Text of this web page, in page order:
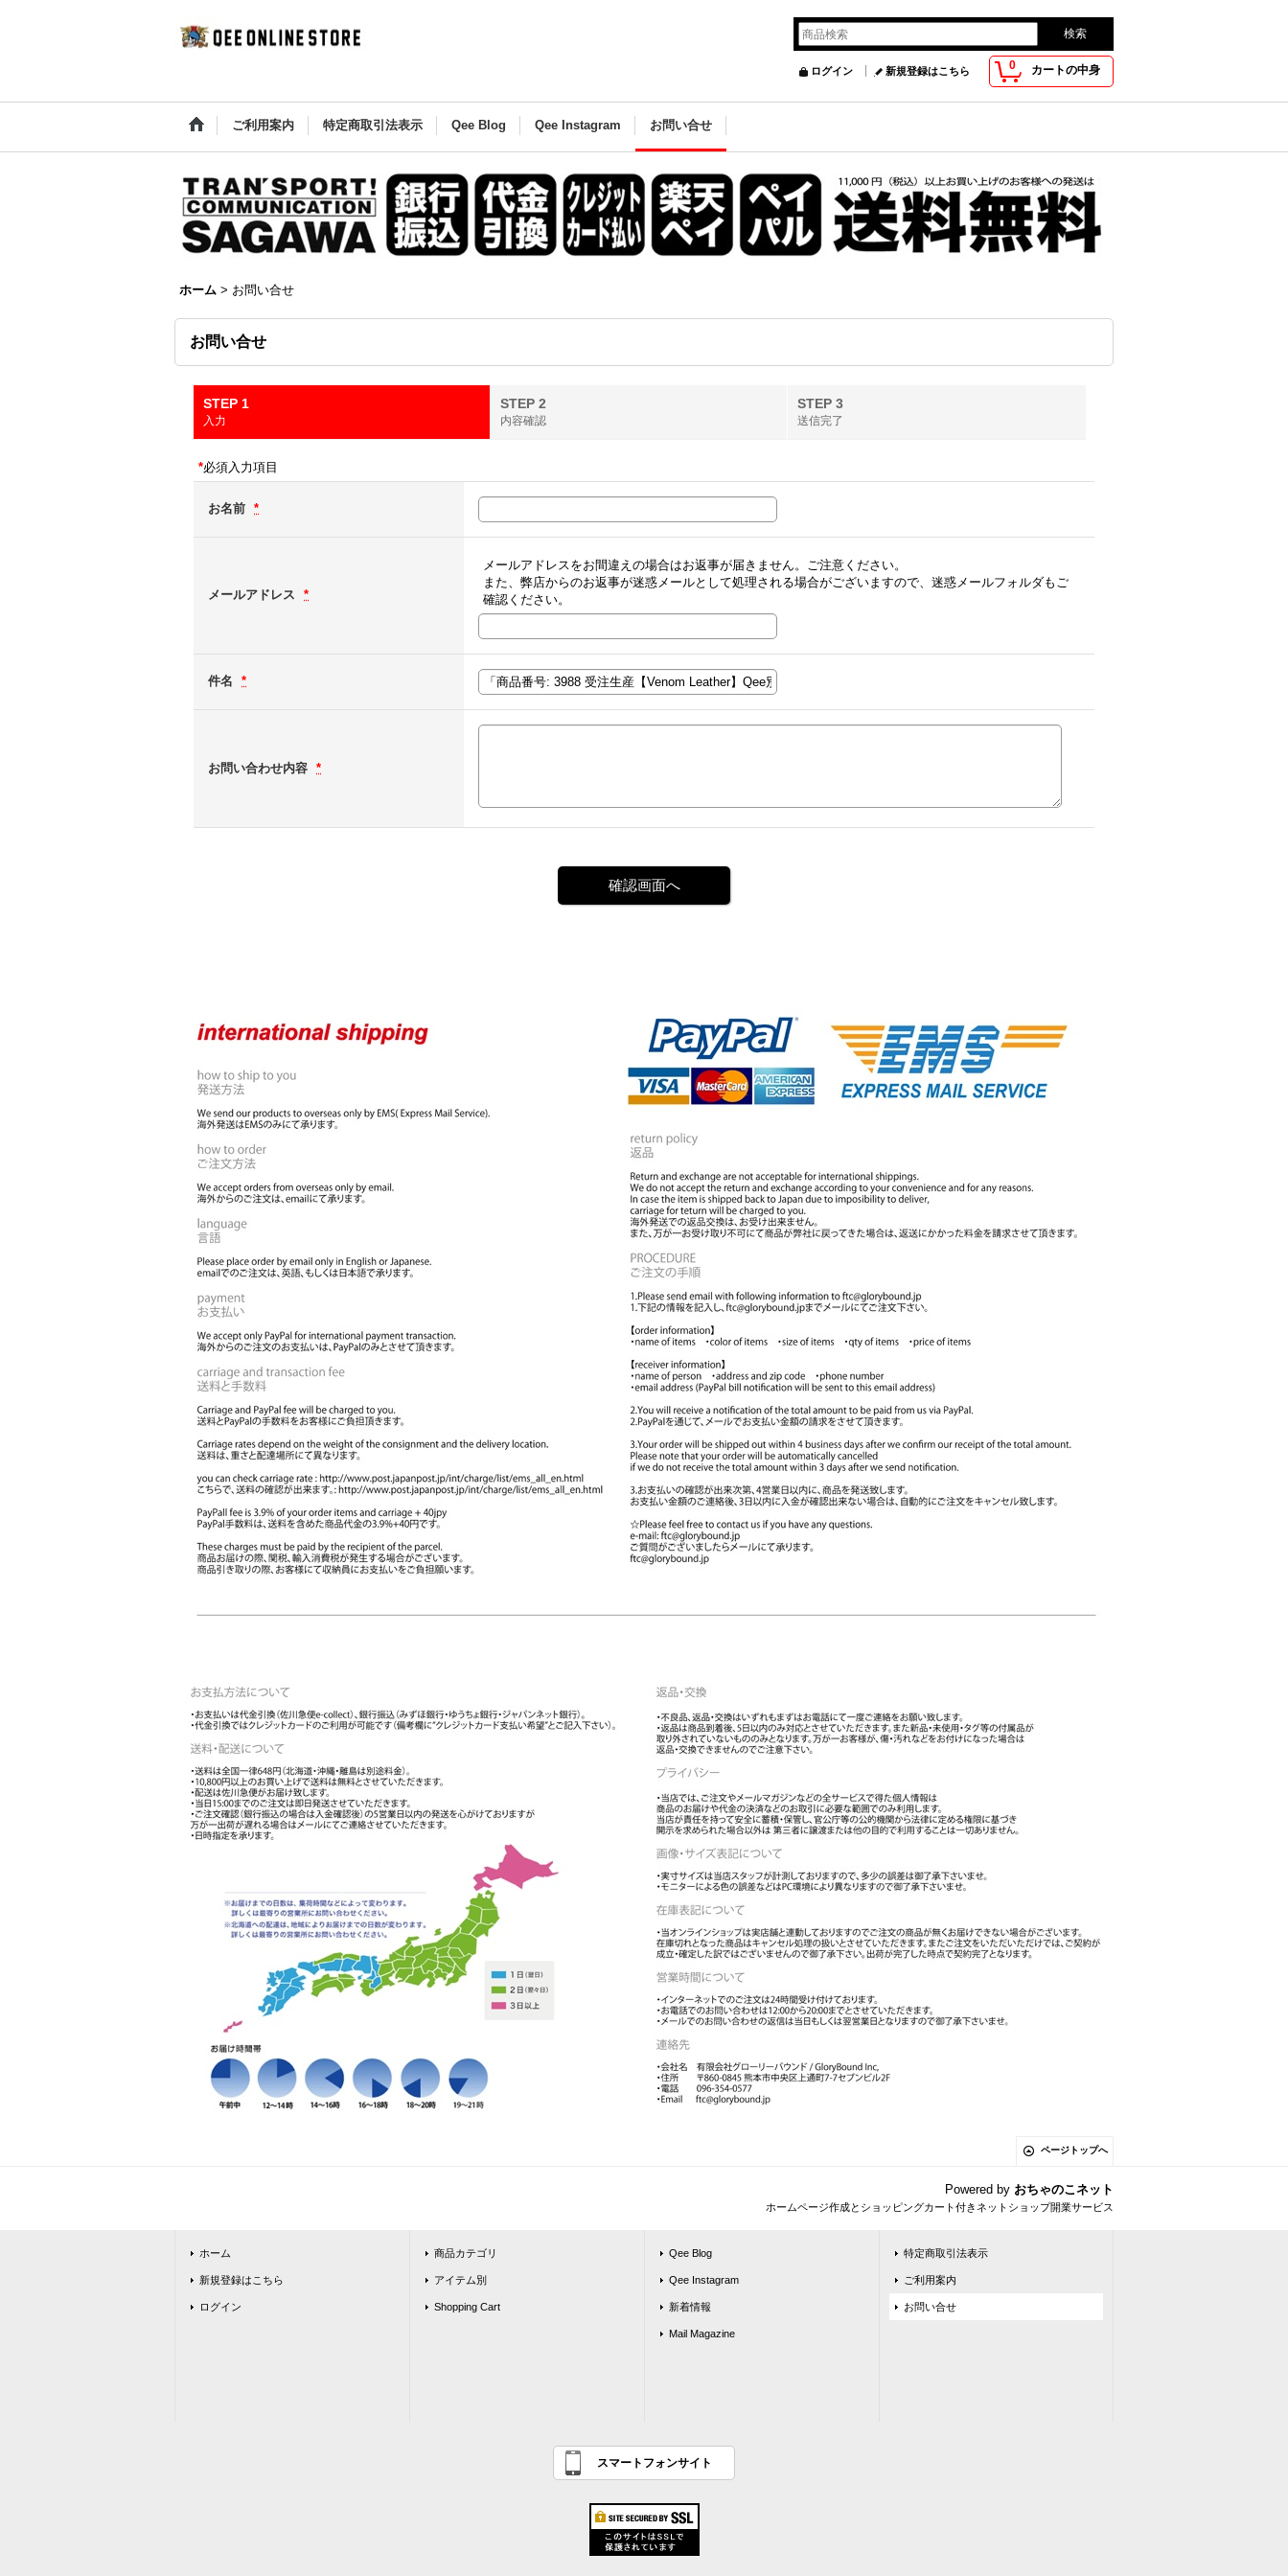
0 カートの中身
ログイン 新規登録はこちら
ご利用案内 特定商取引法表示 Qee Blog Qee Instagram お問い合せ
ホーム > お問い合せ
お問い合せ
STEP 1
入力
STEP 2
内容確認
STEP 3
送信完了
*必須入力項目
お名前 *
メールアドレス *
メールアドレスをお間違えの場合はお返事が届きません。ご注意ください。
また、弊店からのお返事が迷惑メールとして処理される場合がございますので、迷惑メールフォルダもご
確認ください。
件名 *
お問い合わせ内容 *
ページトップへ
Powered by おちゃのこネット
ホームページ作成とショッピングカート付きネットショップ開業サービス
ホーム
新規登録はこちら
ログイン
商品カテゴリ
アイテム別
Shopping Cart
Qee Blog
Qee Instagram
新着情報
Mail Magazine
特定商取引法表示
ご利用案内
お問い合せ
スマートフォンサイト